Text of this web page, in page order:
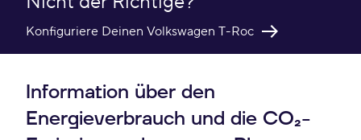
Konfiguriere Deinen Volkswagen T-Roc
Information über den
Energieverbrauch und die CO₂-